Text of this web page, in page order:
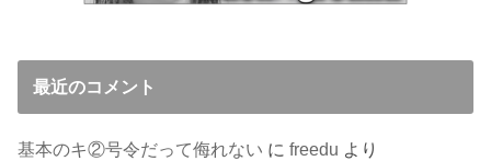
最近のコメント
基本のキ②号令だって侮れない にfreedu より